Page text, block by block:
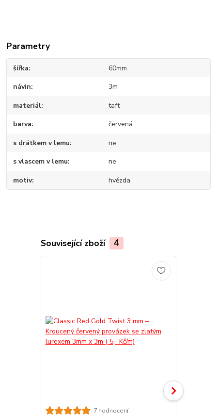
Parametry
šířka 60mm
návin 3m
materiál taft
barva červená
s drátkem v lemu ne
s vlascem v lemu ne
motiv hvězda
Související zboží 4
7 hodnocení